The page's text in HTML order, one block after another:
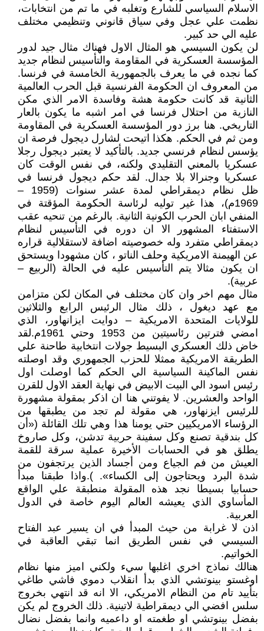
الاسلام السياسي للشارع وتغلبه في ما تم من انتخابات،
نظمت علي عجل وفي سياق قانوني وتنظيمي مختلف
عليه الي حد كبير.
لن يكون السيسي هو المثال الاول فهناك مثال جيد لدور
المؤسسة العسكرية في المقاومة والتأسيس لنظام جديد
كما نجده في ما يعرف بالجمهورية الخامسة في فرنسا.
من المعروف ان الحكومة الفرنسية قبل الحرب العالمية
الثانية قد كانت حكومة هشة وفاسدة الامر الذي مكن
النازية من احتلال فرنسا في امر اشبه ما يكون بالعار
التاريخي. هنا برز دور المؤسسة العسكرية في المقاومة
ومن ثم في الحكم. هكذا اتيحت لشارل ديجول فرصة ان
يؤسس لنظام فرنسي جديد. بالتأكيد لا يعتبر ديجول رجلا
عسكريا بالمعني التقليدي ولكنه، في نفس الوقت كان
عسكريا وجنرالا بلا جدال. لقد حكم ديجول فرنسا في
ظل نظام ديمقراطي لمدة عشر سنوات (1959 –
1969م)، هذا غير توليه لرئاسة الحكومة المؤقتة في
المنفي ابان الحرب الكونية الثانية. بالرغم من تنحيه عقب
الاستفتاء المشهور الا ان دوره في التأسيس لنظام
ديمقراطي متفرد وله خصوصيته اضافة لاستقلالية قراره
عن الهيمنة الامريكية وحلف الناتو ، كان مشهودا ويستحق
ان يكون مثالا يتم التأسيس عليه في الحالة (الربيع –
عربية).
مثال مهم اخر وان كان مختلف في المكان لكن متزامن
مع عهد ديغول ، ذلك مثال الرئيس الرابع والثلاثين
للولايات المتحدة الامريكية – دوايت ايزانهاور، الذي
امضي فترتين رئاسيتين من 1953 وحتي 1961م.لقد
خاض ذلك العسكري البسيط جولات انتخابية طاحنة علي
الطريقة الامريكية ممثلا للحزب الجمهوري وقد اوصلته
نفس الماكينة السياسية الي الحكم كما اوصلت اول
رئيس اسود الي البيت الابيض في نهاية العقد الاول للقرن
الواحد والعشرين. لا يفوتني هنا ان اذكر بمقولة مشهورة
للرئيس ايزنهاور، هي مقولة لم تجد من يطبقها من
الرؤساء الامريكيين حتي يومنا هذا وهي تلك القائلة («أن
كل بندقية تصنع وكل سفينة حربية تدشن، وكل صاروخ
يطلق هو في الحسابات الأخيرة عملية سرقة للقمة
العيش من فم الجياع ومن أجساد الذين يرتجفون من
شدة البرد ويحتاجون إلى الكساء». ).واذا طبقنا مبدأ
حسابيا بسيطا نجد هذه المقولة منطبقة علي الواقع
المأساوي الذي يعيشه العالم اليوم خاصة في الدول
العربية.
اذن لا غرابة من حيث المبدأ في ان يسير عبد الفتاح
السيسي في نفس الطريق انما تبقي العاقبة في
الخواتيم.
هنالك نماذج اخري اغلبها سيء ولكني اميز منها نظام
اوغستو بينوتشي الذي بدأ انقلاب دموي فاشي طاغي
بتأييد تام من النظام الامريكي، الا انه قد انتهي بخروج
سلس افضي الي ديمقراطية لاتينية. ذلك الخروج لم يكن
بفضل بينوتشي او طغمته او داعميه وانما بفضل نضال